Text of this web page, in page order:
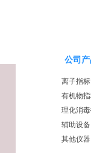
公司
离子指标
有机物
理化消
辅助设备
其他仪器